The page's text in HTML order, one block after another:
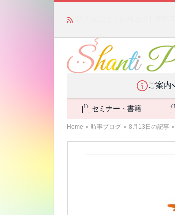
ご案内
セミナー・書籍
Home » 時事ブログ » 8月13日の記事 »